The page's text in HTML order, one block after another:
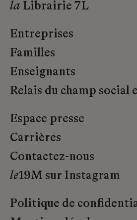
la Librairie 7L
Entreprises
Familles
Enseignants
Relais du champ social
Espace presse
Carrières
Contactez-nous
le19M sur Instagram
Politique de